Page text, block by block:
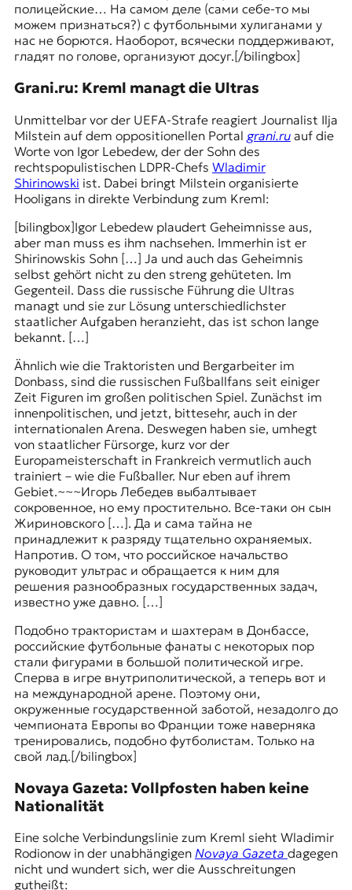
полицейские… На самом деле (сами себе-то мы
можем признаться?) с футбольными хулиганами у
нас не борются. Наоборот, всячески поддерживают,
гладят по голове, организуют досуг. [/bilingbox]
Grani.ru: Kreml managt die Ultras
Unmittelbar vor der UEFA-Strafe reagiert Journalist Ilja
Milstein auf dem oppositionellen Portal grani.ruauf die
Worte von Igor Lebedew, der der Sohn des
rechtspopulistischen LDPR-Chefs Wladimir
Shirinowski ist. Dabei bringt Milstein organisierte
Hooligans in direkte Verbindung zum Kreml:
[bilingbox]Igor Lebedew plaudert Geheimnisse aus,
aber man muss es ihm nachsehen. Immerhin ist er
Shirinowskis Sohn […] Ja und auch das Geheimnis
selbst gehört nicht zu den streng gehüteten. Im
Gegenteil. Dass die russische Führung die Ultras
managt und sie zur Lösung unterschiedlichster
staatlicher Aufgaben heranzieht, das ist schon lange
bekannt. […]
Ähnlich wie die Traktoristen und Bergarbeiter im
Donbass, sind die russischen Fußballfans seit einiger
Zeit Figuren im großen politischen Spiel. Zunächst im
innenpolitischen, und jetzt, bittesehr, auch in der
internationalen Arena. Deswegen haben sie, umhegt
von staatlicher Fürsorge, kurz vor der
Europameisterschaft in Frankreich vermutlich auch
trainiert – wie die Fußballer. Nur eben auf ihrem
Gebiet.~~~Игорь Лебедев выбалтывает
сокровенное, но ему простительно. Все-таки он сын
Жириновского […]. Да и сама тайна не
принадлежит к разряду тщательно охраняемых.
Напротив. О том, что российское начальство
руководит ультрас и обращается к ним для
решения разнообразных государственных задач,
известно уже давно. […]
Подобно трактористам и шахтерам в Донбассе,
российские футбольные фанаты с некоторых пор
стали фигурами в большой политической игре.
Сперва в игре внутриполитической, а теперь вот и
на международной арене. Поэтому они,
окруженные государственной заботой, незадолго до
чемпионата Европы во Франции тоже наверняка
тренировались, подобно футболистам. Только на
свой лад.[/bilingbox]
Novaya Gazeta: Vollpfosten haben keine
Nationalität
Eine solche Verbindungslinie zum Kreml sieht Wladimir
Rodionow in der unabhängigen Novaya Gazeta dagegen
nicht und wundert sich, wer die Ausschreitungen
gutheißt: